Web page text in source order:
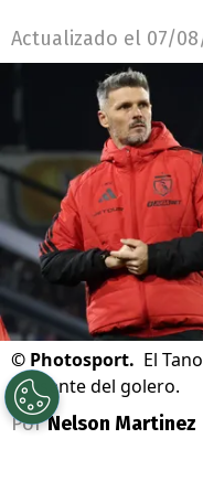
Actualizado el 07/
© Photosport. El
presente del golero.
Por Nelson Martinez